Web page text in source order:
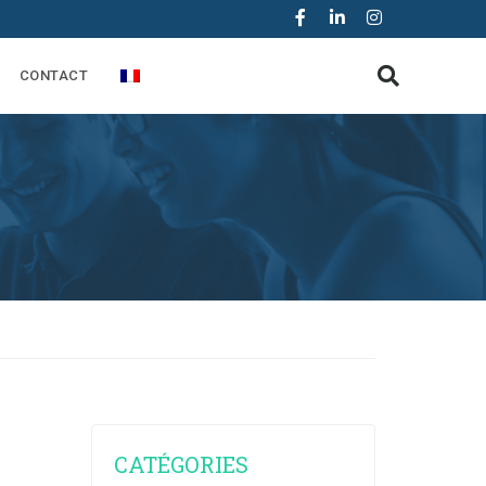
CONTACT
CATÉGORIES